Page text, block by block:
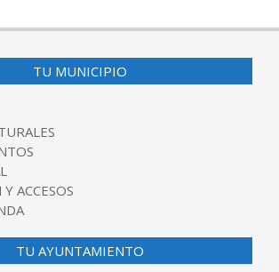
TU MUNICIPIO
ACCESOS
TU AYUNTAMIENTO